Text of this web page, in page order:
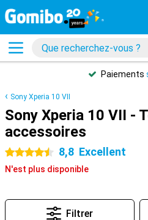
Paiements
Sony Xperia 10 VII
Sony Xperia 10 VII -
accessoires
4.5 étoiles 8,8 Excellent
N'est plus disponible
Filtrer